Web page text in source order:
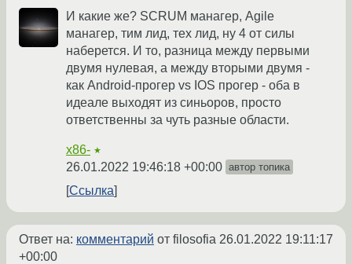
И какие же? SCRUM манагер, Agile
манагер, тим лид, тех лид, ну 4 от силы
наберется. И то, разница между первыми
двумя нулевая, а между вторыми двумя -
как Android-прогер vs IOS прогер - оба в
идеале выходят из синьоров, просто
ответственны за чуть разные области.
x86- ★
26.01.2022 19:46:18 +00:00 автор топика
Ссылка
Ответ на: комментарий от filosofia 26.01.2022 19:11:17
+00:00